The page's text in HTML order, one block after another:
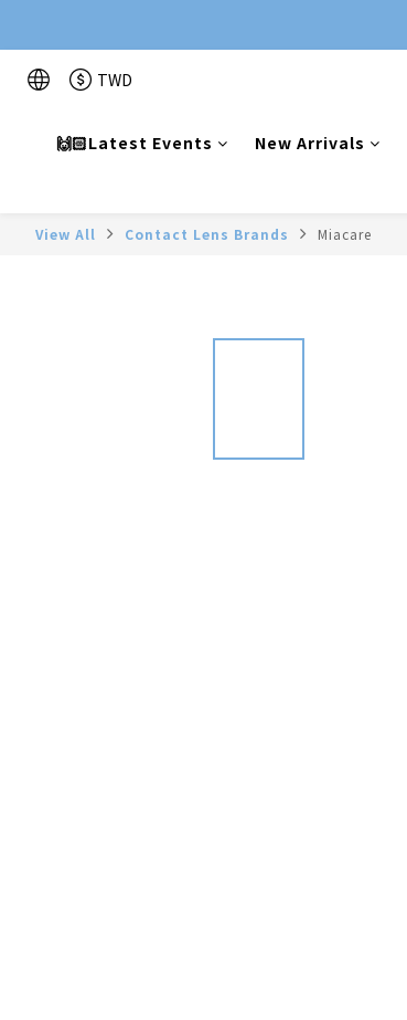
TWD
🙌🏻Latest Events New Arrivals
View All Contact Lens Brands Miacare